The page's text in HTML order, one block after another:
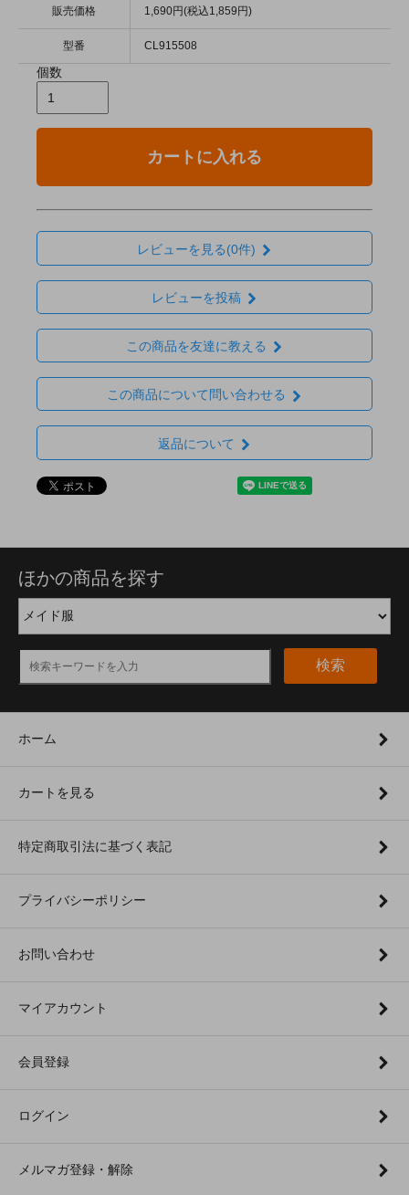
販売価格 1,690円(税込1,859円)
型番 CL915508
個数
カートに入れる
レビューを見る(0件)
レビューを投稿
この商品を友達に教える
この商品について問い合わせる
返品について
ほかの商品を探す
検索
ホーム
カートを見る
特定商取引法に基づく表記
プライバシーポリシー
お問い合わせ
マイアカウント
会員登録
ログイン
メルマガ登録・解除